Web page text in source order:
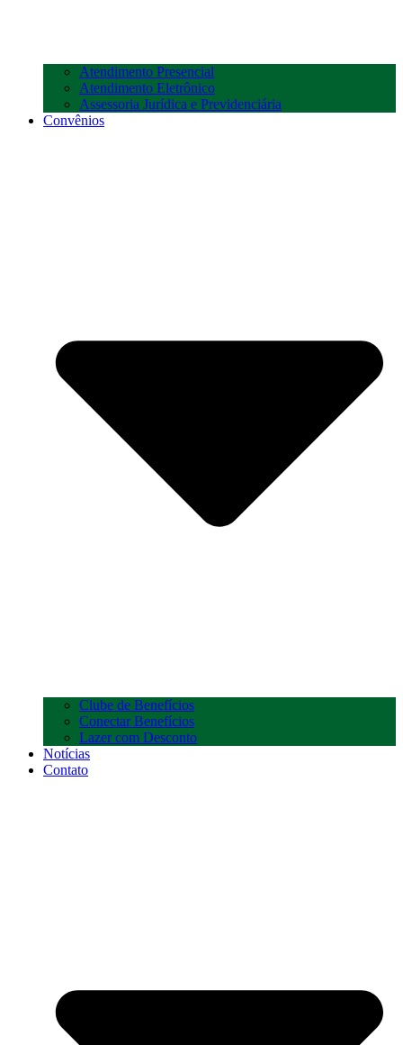
Atendimento Presencial
Atendimento Eletrônico
Assessoria Jurídica e Previdenciária
Convênios
Clube de Benefícios
Conectar Benefícios
Lazer com Desconto
Notícias
Contato